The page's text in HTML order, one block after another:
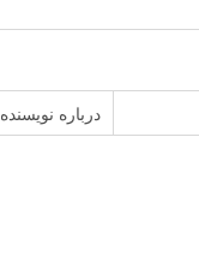
درباره نویسنده